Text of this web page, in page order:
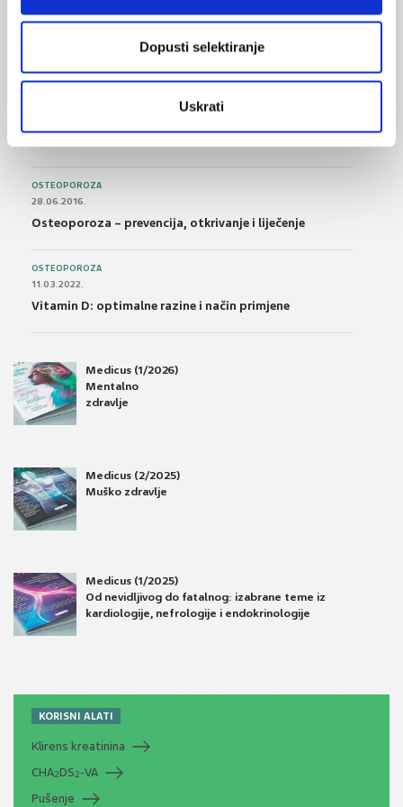
Dopusti selektiranje
Uskrati
14.07.2016.
Nesteroidni antireumatici i gastrointestinalna
OSTEOPOROZA
28.06.2016.
Osteoporoza – prevencija, otkrivanje i liječenje
OSTEOPOROZA
11.03.2022.
Vitamin D: optimalne razine i način primjene
Medicus (1/2026)
Mentalno
zdravlje
Medicus (2/2025)
Muško zdravlje
Medicus (1/2025)
Od nevidljivog do fatalnog: izabrane teme iz
kardiologije, nefrologije i endokrinologije
KORISNI ALATI
Klirens kreatinina
CHA2DS2-VA
Pušenje